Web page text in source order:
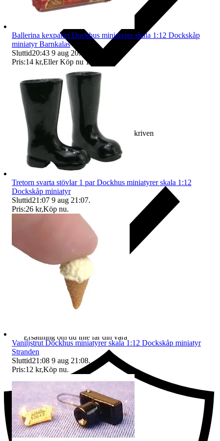
Ersättning om varan inte är som beskriven
Ersättning om du inte får din vara
Ballerina kexpaket Dockhus miniatyrer skala 1:12 Dockskåp
miniatyr Barnkalas
Sluttid20:43 9 aug 20:43
Pris:14 kr,Eller Köp nu 15 kr
Tretorn svarta stövlar 1 par Dockhus miniatyrer skala 1:12
Dockskåp miniatyr
Sluttid21:07 9 aug 21:07.
Pris:26 kr,Köp nu.
Vaniljstrut Dockhus miniatyrer skala 1:12 Dockskåp miniatyr
Stranden
Sluttid21:08 9 aug 21:08.
Pris:12 kr,Köp nu.